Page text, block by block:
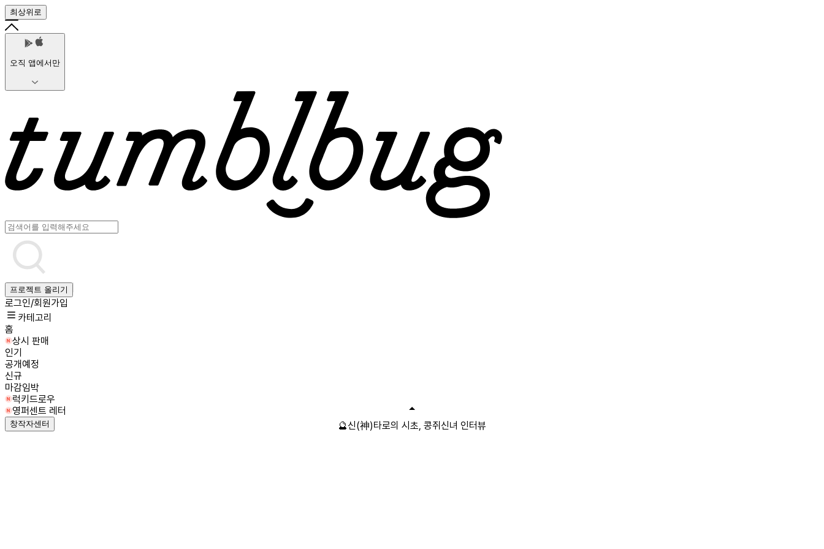
최상위로
오직 앱에서만
프로젝트 올리기
로그인/회원가입
카테고리
홈
상시 판매
인기
공개예정
신규
마감임박
럭키드로우
영퍼센트 레터
창작자센터 🔮신(神)타로의 시초, 콩쥐신녀 인터뷰